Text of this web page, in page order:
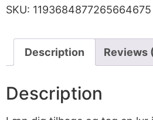
SKU: 1193684877265664675
Description Reviews
Description